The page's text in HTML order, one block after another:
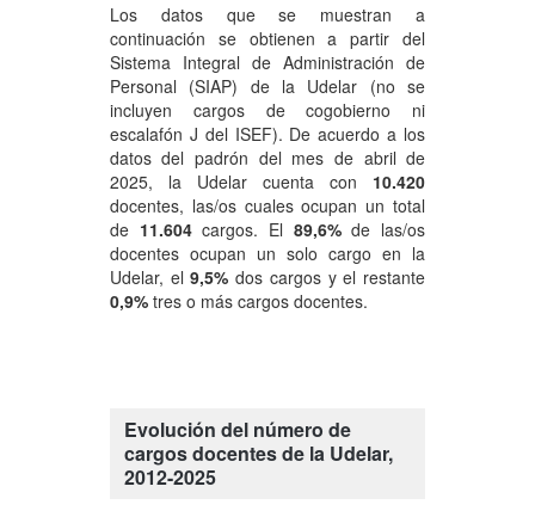
Los datos que se muestran a
continuación se obtienen a partir del
Sistema Integral de Administración de
Personal (SIAP) de la Udelar (no se
incluyen cargos de cogobierno ni
escalafón J del ISEF). De acuerdo a los
datos del padrón del mes de abril de
2025, la Udelar cuenta con 10.420
docentes, las/os cuales ocupan un total
de 11.604cargos. El 89,6%de las/os
docentes ocupan un solo cargo en la
Udelar, el9,5% dos cargos y el restante
0,9%tres o más cargos docentes.
Evolución del número de
cargos docentes de la Udelar,
2012-2025